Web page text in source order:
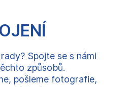
Spojte se s námi
způsobů.
pošleme fotografie,